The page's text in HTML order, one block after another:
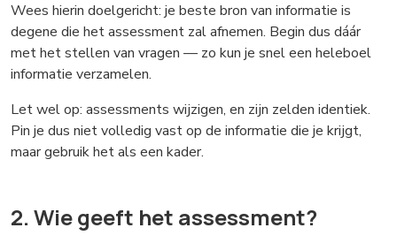
Wees hierin doelgericht: je beste bron van informatie is
degene die het assessment zal afnemen. Begin dus dáár
met het stellen van vragen — zo kun je snel een heleboel
informatie verzamelen.
Let wel op: assessments wijzigen, en zijn zelden identiek.
Pin je dus niet volledig vast op de informatie die je krijgt,
maar gebruik het als een kader.
2. Wie geeft het assessment?